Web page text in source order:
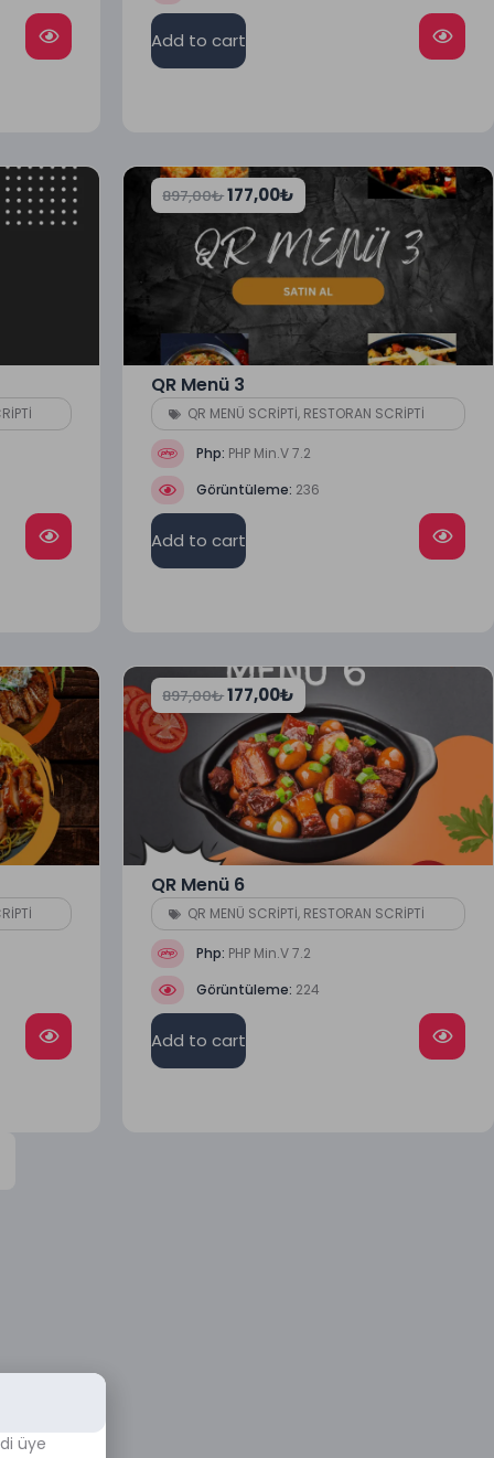
Add to cart
QR Menü 3
QR MENÜ SCRİPTİ, RESTORAN SCRİPTİ
Php: PHP Min.V 7.2
Görüntüleme: 236
Add to cart
897,00₺177,00₺
QR Menü 6
QR MENÜ SCRİPTİ, RESTORAN SCRİPTİ
Php: PHP Min.V 7.2
Görüntüleme: 224
Add to cart
897,00₺177,00₺
üye